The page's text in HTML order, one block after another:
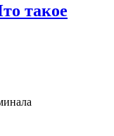
такое